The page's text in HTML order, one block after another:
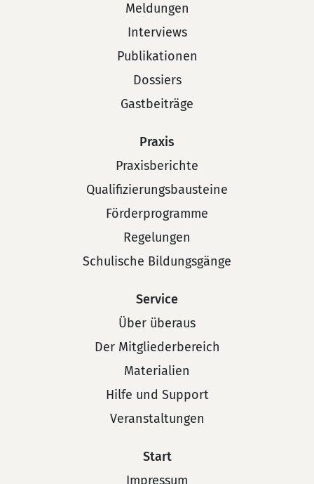
Meldungen
Interviews
Publikationen
Dossiers
Gastbeiträge
Praxis
Praxisberichte
Qualifizierungsbausteine
Förderprogramme
Regelungen
Schulische Bildungsgänge
Service
Über überaus
Der Mitgliederbereich
Materialien
Hilfe und Support
Veranstaltungen
Start
Impressum